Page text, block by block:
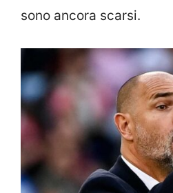
sono ancora scarsi.